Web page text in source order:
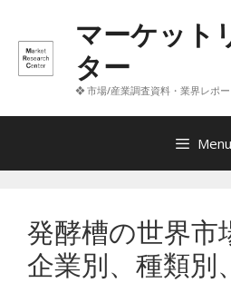
へ
マーケット
ター
❖ 市場/産業調査資料・業界レポ
Menu
発酵槽の世界市
企業別、種類別